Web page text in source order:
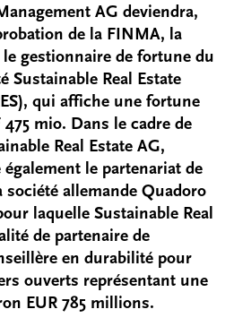
AG deviendra,
de la FINMA, la
gestionnaire de fortune du
Sustainable Real Estate
qui affiche une fortune
mio. Dans le cadre de
Real Estate AG,
le partenariat de
société allemande Quadoro
laquelle Sustainable Real
de partenaire de
en durabilité pour
ouverts représentant une
EUR 785 millions.